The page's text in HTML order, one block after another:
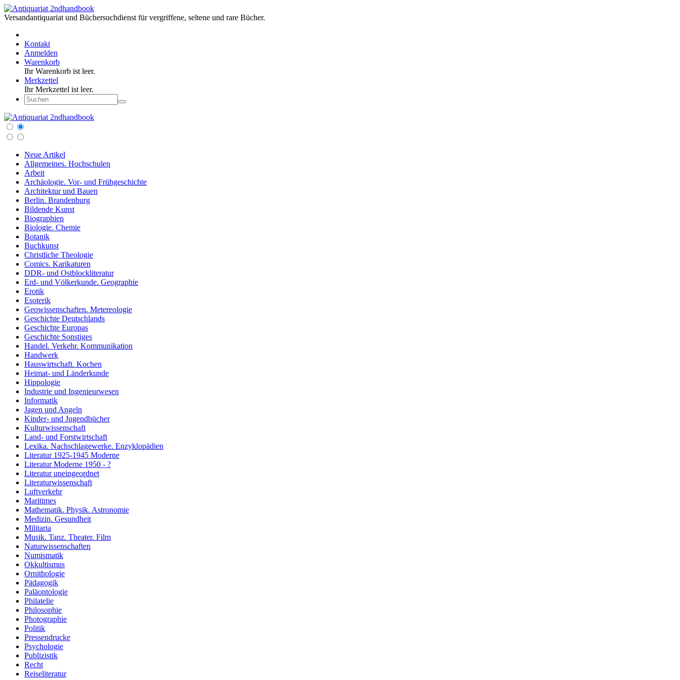
Versandantiquariat und Büchersuchdienst für vergriffene, seltene und rare Bücher.
Kontakt
Anmelden
Warenkorb
Ihr Warenkorb ist leer.
Merkzettel
Ihr Merkzettel ist leer.
Neue Artikel
Allgemeines. Hochschulen
Arbeit
Archäologie. Vor- und Frühgeschichte
Architektur und Bauen
Berlin. Brandenburg
Bildende Kunst
Biographien
Biologie. Chemie
Botanik
Buchkunst
Christliche Theologie
Comics. Karikaturen
DDR- und Ostblockliteratur
Erd- und Völkerkunde. Geographie
Erotik
Esoterik
Geowissenschaften. Metereologie
Geschichte Deutschlands
Geschichte Europas
Geschichte Sonstiges
Handel. Verkehr. Kommunikation
Handwerk
Hauswirtschaft. Kochen
Heimat- und Länderkunde
Hippologie
Industrie und Ingenieurwesen
Informatik
Jagen und Angeln
Kinder- und Jugendbücher
Kulturwissenschaft
Land- und Forstwirtschaft
Lexika. Nachschlagewerke. Enzyklopädien
Literatur 1925-1945 Moderne
Literatur Moderne 1950 - ?
Literatur uneingeordnet
Literaturwissenschaft
Luftverkehr
Maritimes
Mathematik. Physik. Astronomie
Medizin. Gesundheit
Militaria
Musik. Tanz. Theater. Film
Naturwissenschaften
Numismatik
Okkultismus
Ornithologie
Pädagogik
Paläontologie
Philatelie
Philosophie
Photographie
Politik
Pressendrucke
Psychologie
Publizistik
Recht
Reiseliteratur